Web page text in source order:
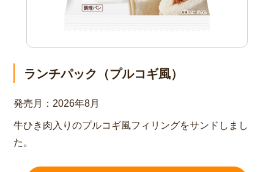
ランチパック（プルコギ風）
発売月： 2026年8月
牛ひき肉入りのプルコギ風フィリングをサンドしまし
た。